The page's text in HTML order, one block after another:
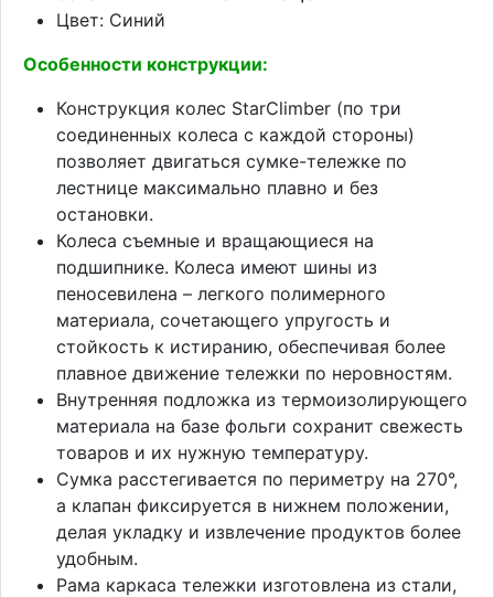
Цвет: Синий
Особенности конструкции:
Конструкция колес StarClimber (по три
соединенных колеса с каждой стороны)
позволяет двигаться сумке-тележке по
лестнице максимально плавно и без
остановки.
Колеса съемные и вращающиеся на
подшипнике. Колеса имеют шины из
пеносевилена – легкого полимерного
материала, сочетающего упругость и
стойкость к истиранию, обеспечивая более
плавное движение тележки по неровностям.
Внутренняя подложка из термоизолирующего
материала на базе фольги сохранит свежесть
товаров и их нужную температуру.
Сумка расстегивается по периметру на 270°,
а клапан фиксируется в нижнем положении,
делая укладку и извлечение продуктов более
удобным.
Рама каркаса тележки изготовлена из стали,